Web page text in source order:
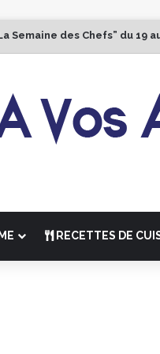
Semaine des Chefs” du 19
RECETTES DE